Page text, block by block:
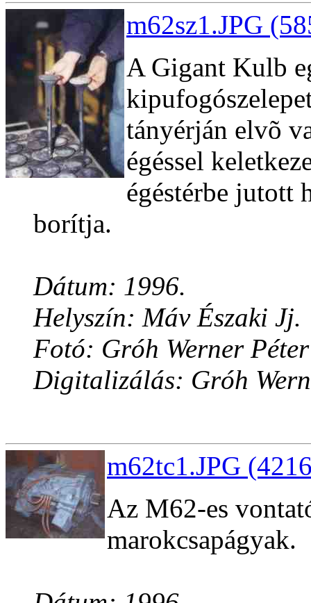
m62sz1.JPG
A Gigant Kulb
tányérján elvõ
égéssel
égéstérbe jutott
borítja.
Dátum: 1996.
Helyszín: Máv Északi Jj.
Fotó: Gróh Werner Péter
Digitalizálás: Gróh
m62tc1.JPG
Az M62-es
marokcsapágyak.